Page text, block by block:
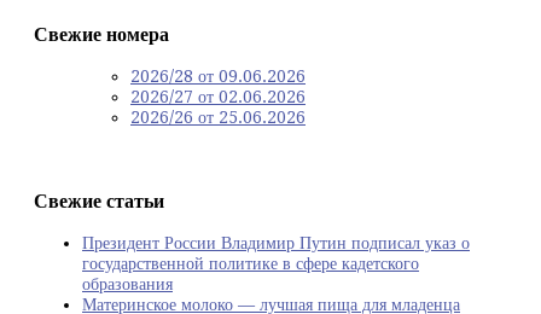
Свежие номера
2026/28 от 09.06.2026
2026/27 от 02.06.2026
2026/26 от 25.06.2026
Свежие статьи
Президент России Владимир Путин подписал указ о
государственной политике в сфере кадетского
образования
Материнское молоко — лучшая пища для младенца